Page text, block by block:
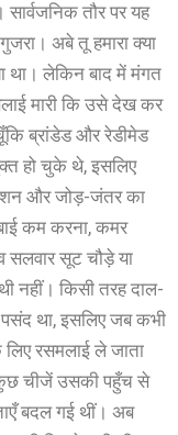
तौर पर यह
अबे तू हमारा क्या
था। लेकिन बाद में मंगत
मारी कि उसे देख कर
ब्रांडेड और रेडीमेड
हो चुके थे, इसलिए
और जोड़-जंतर का
कम करना, कमर
सलवार सूट चौड़े या
नहीं। किसी तरह दाल-
पसंद था, इसलिए जब कभी
रसमलाई ले जाता
चीजें उसकी पहुँच से
बदल गई थीं। अब